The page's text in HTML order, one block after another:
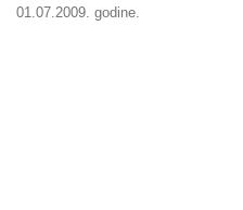
01.07.2009. godine.